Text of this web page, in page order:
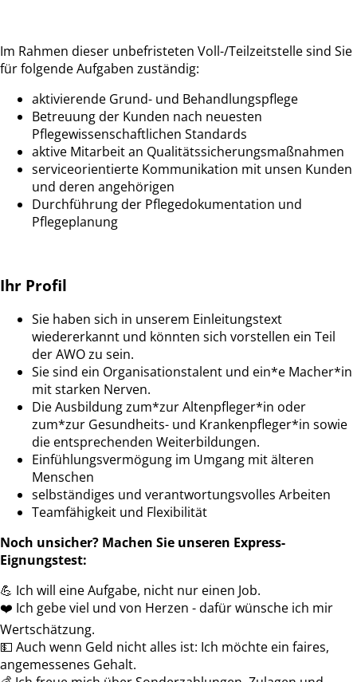
Im Rahmen dieser unbefristeten Voll-/Teilzeitstelle sind Sie
für folgende Aufgaben zuständig:
aktivierende Grund- und Behandlungspflege
Betreuung der Kunden nach neuesten
Pflegewissenschaftlichen Standards
aktive Mitarbeit an Qualitätssicherungsmaßnahmen
serviceorientierte Kommunikation mit unsen Kunden
und deren angehörigen
Durchführung der Pflegedokumentation und
Pflegeplanung
Ihr Profil
Sie haben sich in unserem Einleitungstext
wiedererkannt und könnten sich vorstellen ein Teil
der AWO zu sein.
Sie sind ein Organisationstalent und ein*e Macher*in
mit starken Nerven.
Die Ausbildung zum*zur Altenpfleger*in oder
zum*zur Gesundheits- und Krankenpfleger*in sowie
die entsprechenden Weiterbildungen.
Einfühlungsvermögung im Umgang mit älteren
Menschen
selbständiges und verantwortungsvolles Arbeiten
Teamfähigkeit und Flexibilität
Noch unsicher? Machen Sie unseren Express-
Eignungstest:
💪 Ich will eine Aufgabe, nicht nur einen Job.
❤ ️ Ich gebe viel und von Herzen - dafür wünsche ich mir
Wertschätzung.
💵 Auch wenn Geld nicht alles ist: Ich möchte ein faires,
angemessenes Gehalt.